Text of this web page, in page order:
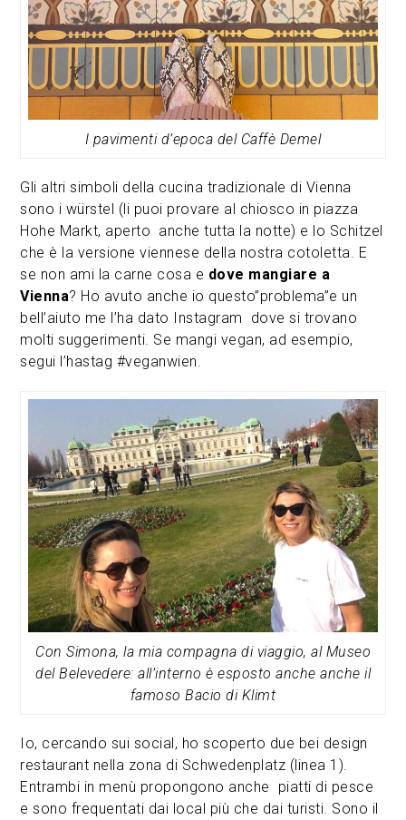
I pavimenti d’epoca del Caffè Demel
Gli altri simboli della cucina tradizionale di Vienna
sono i würstel (li puoi provare al chiosco in piazza
Hohe Markt, aperto anche tutta la notte) e lo Schitzel
che è la versione viennese della nostra cotoletta. E
se non ami la carne cosa e dove mangiare a
Vienna? Ho avuto anche io questo”problema”e un
bell’aiuto me l’ha dato Instagram dove si trovano
molti suggerimenti. Se mangi vegan, ad esempio,
segui l’hastag #veganwien.
Con Simona, la mia compagna di viaggio, al Museo
del Belevedere: all’interno è esposto anche anche il
famoso Bacio di Klimt
Io, cercando sui social, ho scoperto due bei design
restaurant nella zona di Schwedenplatz (linea 1).
Entrambi in menù propongono anche piatti di pesce
e sono frequentati dai local più che dai turisti. Sono il